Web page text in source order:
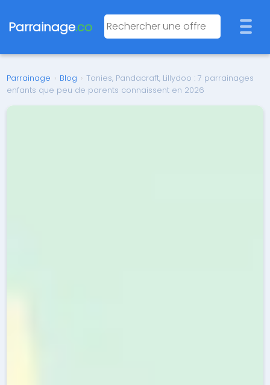
Parrainage.co
Parrainage › Blog › Tonies, Pandacraft, Lillydoo : 7 parrainages
enfants que peu de parents connaissent en 2026